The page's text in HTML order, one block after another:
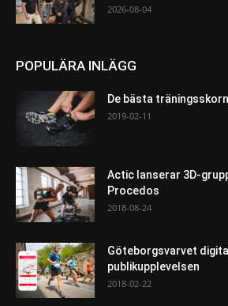
2026-08-04
POPULÄRA INLÄGG
De bästa
2019-02-11
Actic lanserar 3D-
Procedos
2018-08-24
Göteborgsvarvet
publikupplevelsen
2018-02-22